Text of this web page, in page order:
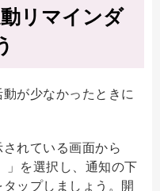
リマインダ
が少なかったときに
れている画面から
」を選択し、通知の下
ップしましょう。開